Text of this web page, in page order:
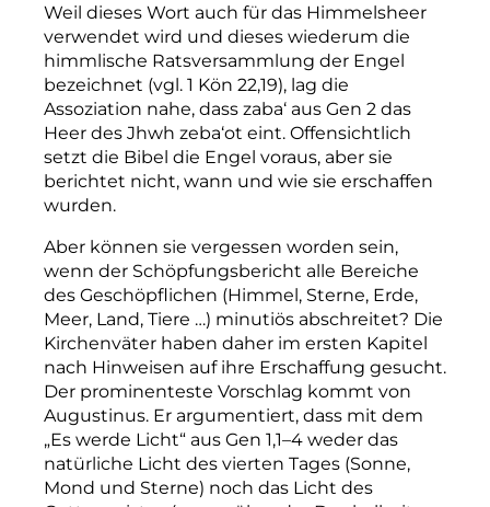
Weil dieses Wort auch für das Himmelsheer
verwendet wird und dieses wiederum die
himmlische Ratsversammlung der Engel
bezeichnet (vgl. 1 Kön 22,19), lag die
Assoziation nahe, dass zaba‘ aus Gen 2 das
Heer des Jhwh zeba‘ot eint. Offensichtlich
setzt die Bibel die Engel voraus, aber sie
berichtet nicht, wann und wie sie erschaffen
wurden.
Aber können sie vergessen worden sein,
wenn der Schöpfungsbericht alle Bereiche
des Geschöpflichen (Himmel, Sterne, Erde,
Meer, Land, Tiere …) minutiös abschreitet? Die
Kirchenväter haben daher im ersten Kapitel
nach Hinweisen auf ihre Erschaffung gesucht.
Der prominenteste Vorschlag kommt von
Augustinus. Er argumentiert, dass mit dem
„Es werde Licht“ aus Gen 1,1–4 weder das
natürliche Licht des vierten Tages (Sonne,
Mond und Sterne) noch das Licht des